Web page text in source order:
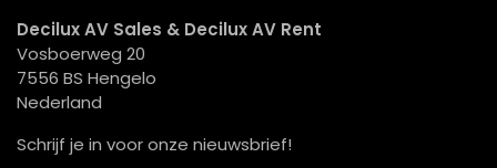
Decilux AV Sales & Decilux AV Rent
Vosboerweg 20
7556 BS Hengelo
Nederland
Schrijf je in voor onze nieuwsbrief!